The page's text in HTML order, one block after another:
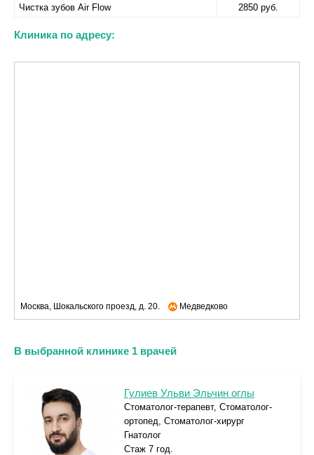
Чистка зубов Air Flow
2850 руб.
Клиника по адресу:
Москва, Шокальского проезд, д. 20. Медведково
В выбранной клинике 1 врачей
Гулиев Ульви Эльчин оглы
Стоматолог-терапевт, Стоматолог-
ортопед, Стоматолог-хирург
Гнатолог
Стаж 7 год.